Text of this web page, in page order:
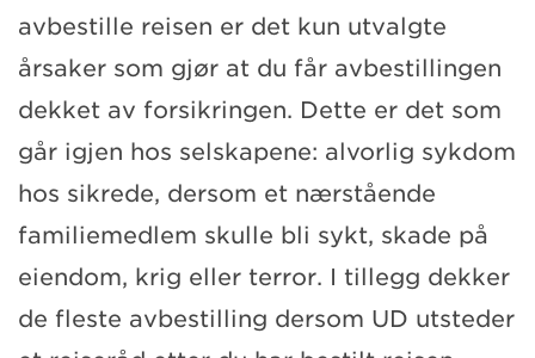
avbestille reisen er det kun utvalgte
årsaker som gjør at du får avbestillingen
dekket av forsikringen. Dette er det som
går igjen hos selskapene: alvorlig sykdom
hos sikrede, dersom et nærstående
familiemedlem skulle bli sykt, skade på
eiendom, krig eller terror. I tillegg dekker
de fleste avbestilling dersom UD utsteder